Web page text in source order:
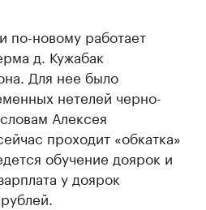
по-новому работает
д. Кужабак
Для нее было
нетелей черно-
Алексея
проходит «обкатка»
обучение доярок и
у доярок